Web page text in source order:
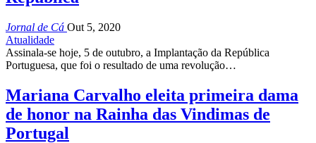
Jornal de Cá Out 5, 2020
Atualidade
Assinala-se hoje, 5 de outubro, a Implantação da República
Portuguesa, que foi o resultado de uma revolução…
Mariana Carvalho eleita primeira dama
de honor na Rainha das Vindimas de
Portugal